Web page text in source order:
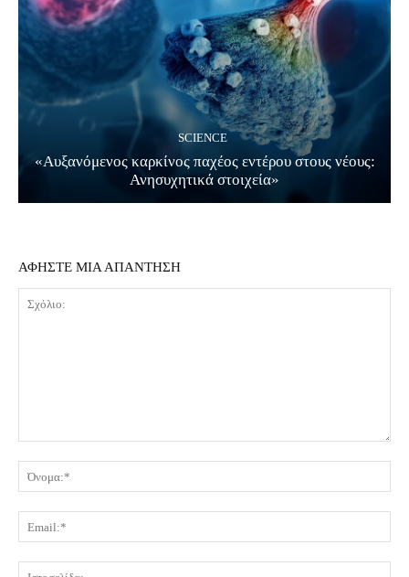
SCIENCE
«Αυξανόμενος καρκίνος παχέος εντέρου στους νέους:
Ανησυχητικά στοιχεία»
ΑΦΗΣΤΕ ΜΙΑ ΑΠΑΝΤΗΣΗ